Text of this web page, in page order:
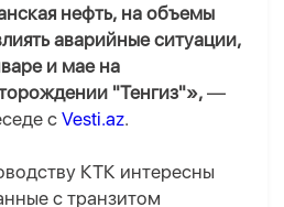
нефть, на объемы
аварийные ситуации,
и мае на
"Тенгиз"», —
с Vesti.az.
КТК интересны
с транзитом